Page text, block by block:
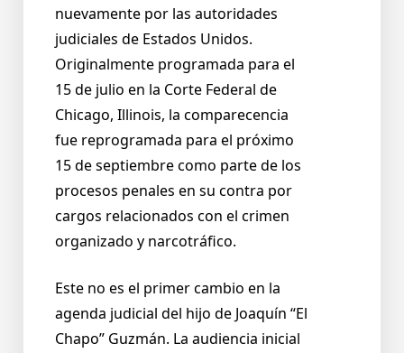
nuevamente por las autoridades
judiciales de Estados Unidos.
Originalmente programada para el
15 de julio en la Corte Federal de
Chicago, Illinois, la comparecencia
fue reprogramada para el próximo
15 de septiembre como parte de los
procesos penales en su contra por
cargos relacionados con el crimen
organizado y narcotráfico.
Este no es el primer cambio en la
agenda judicial del hijo de Joaquín “El
Chapo” Guzmán. La audiencia inicial